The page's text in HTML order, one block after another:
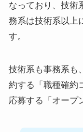
なっており、技術
務系は技術系以上
す。
技術系も事務系も
約する「職種確約
応募する「オープ